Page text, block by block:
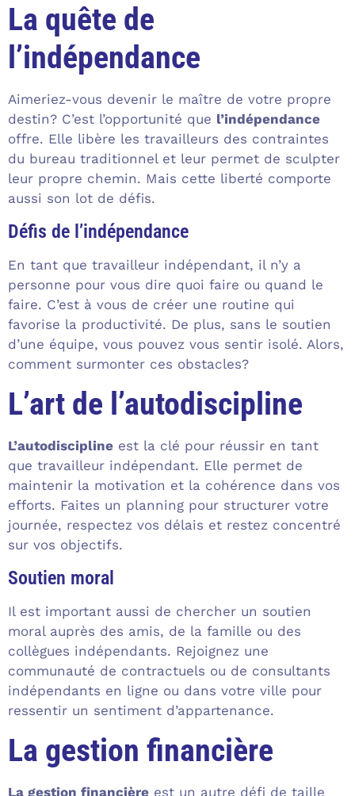
La quête de
l’indépendance
Aimeriez-vous devenir le maître de votre propre
destin? C’est l’opportunité que l’indépendance
offre. Elle libère les travailleurs des contraintes
du bureau traditionnel et leur permet de sculpter
leur propre chemin. Mais cette liberté comporte
aussi son lot de défis.
Défis de l’indépendance
En tant que travailleur indépendant, il n’y a
personne pour vous dire quoi faire ou quand le
faire. C’est à vous de créer une routine qui
favorise la productivité. De plus, sans le soutien
d’une équipe, vous pouvez vous sentir isolé. Alors,
comment surmonter ces obstacles?
L’art de l’autodiscipline
L’autodiscipline est la clé pour réussir en tant
que travailleur indépendant. Elle permet de
maintenir la motivation et la cohérence dans vos
efforts. Faites un planning pour structurer votre
journée, respectez vos délais et restez concentré
sur vos objectifs.
Soutien moral
Il est important aussi de chercher un soutien
moral auprès des amis, de la famille ou des
collègues indépendants. Rejoignez une
communauté de contractuels ou de consultants
indépendants en ligne ou dans votre ville pour
ressentir un sentiment d’appartenance.
La gestion financière
La gestion financière est un autre défi de taille